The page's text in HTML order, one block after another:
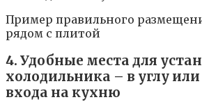
Пример правильного
рядом с плитой
4. Удобные места для
холодильника – в углу
входа на кухню